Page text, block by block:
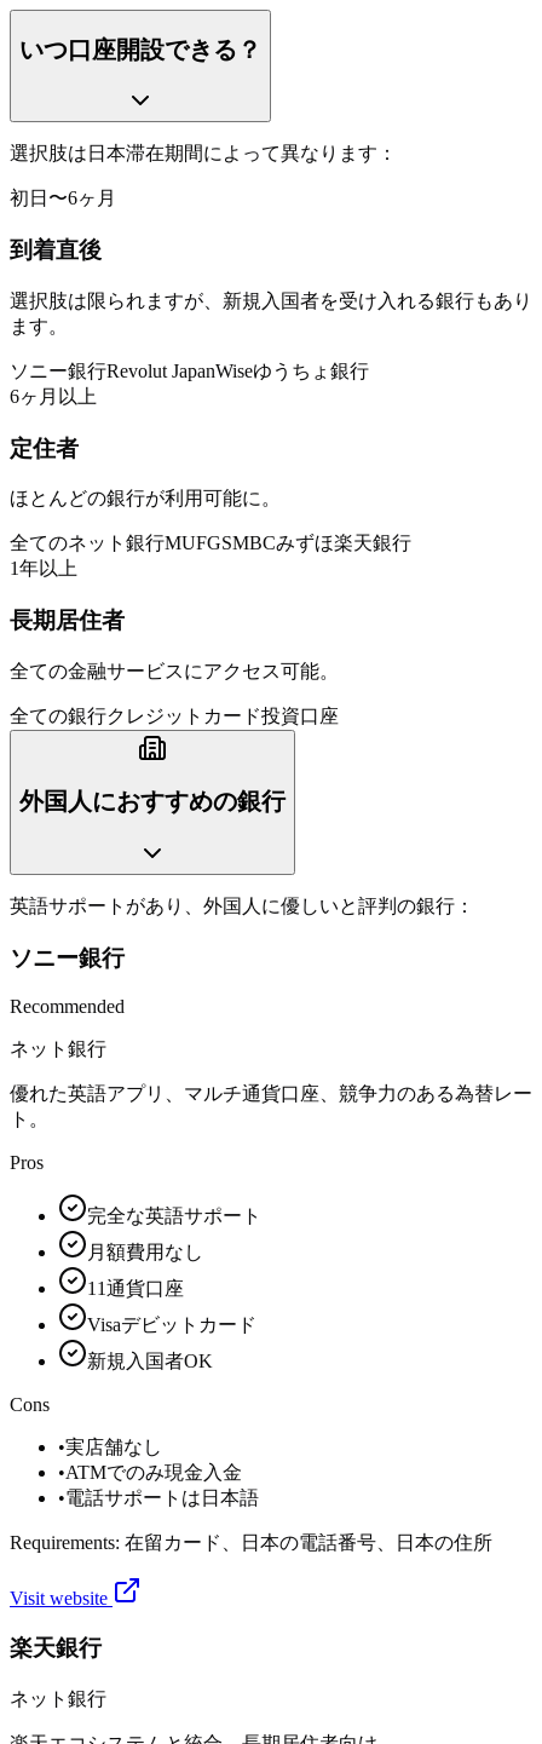
いつ口座開設できる？
選択肢は日本滞在期間によって異なります：
初日〜6ヶ月
到着直後
選択肢は限られますが、新規入国者を受け入れる銀行もあり
ます。
ソニー銀行Revolut JapanWiseゆうちょ銀行
6ヶ月以上
定住者
ほとんどの銀行が利用可能に。
全てのネット銀行MUFGSMBCみずほ楽天銀行
1年以上
長期居住者
全ての金融サービスにアクセス可能。
全ての銀行クレジットカード投資口座
外国人におすすめの銀行
英語サポートがあり、外国人に優しいと評判の銀行：
ソニー銀行
Recommended
ネット銀行
優れた英語アプリ、マルチ通貨口座、競争力のある為替レー
ト。
Pros
完全な英語サポート
月額費用なし
11通貨口座
Visaデビットカード
新規入国者OK
Cons
•実店舗なし
•ATMでのみ現金入金
•電話サポートは日本語
Requirements: 在留カード、日本の電話番号、日本の住所
Visit website
楽天銀行
ネット銀行